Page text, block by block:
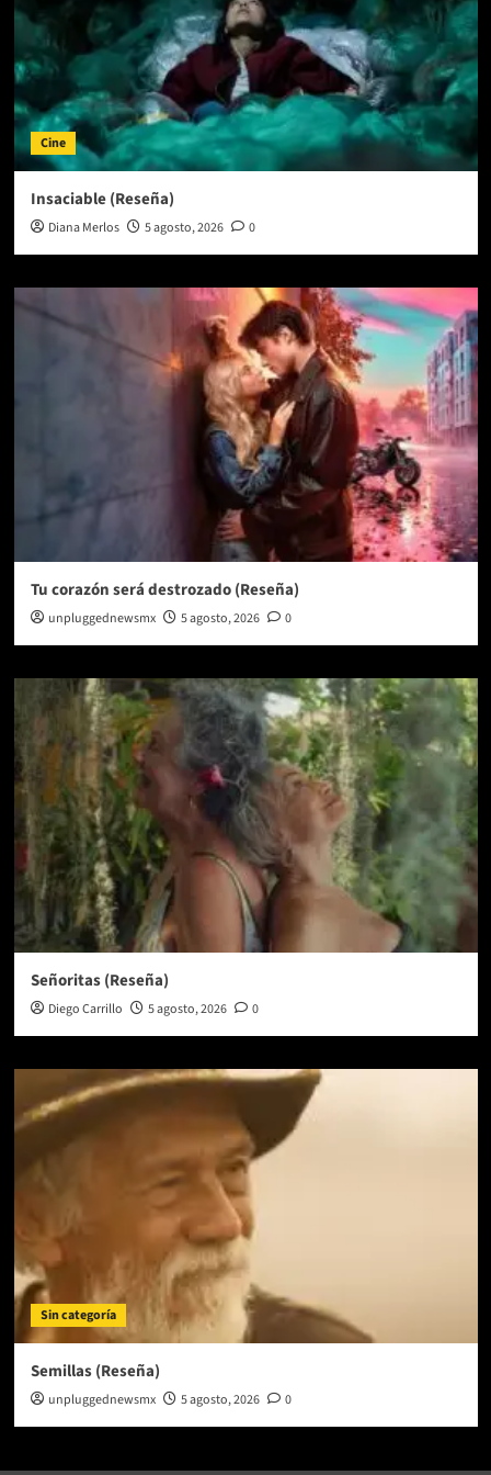
Cine
Insaciable (Reseña)
Diana Merlos 5 agosto, 2026 0
Tu corazón será destrozado (Reseña)
unpluggednewsmx 5 agosto, 2026 0
Señoritas (Reseña)
Diego Carrillo 5 agosto, 2026 0
Sin categoría
Semillas (Reseña)
unpluggednewsmx 5 agosto, 2026 0